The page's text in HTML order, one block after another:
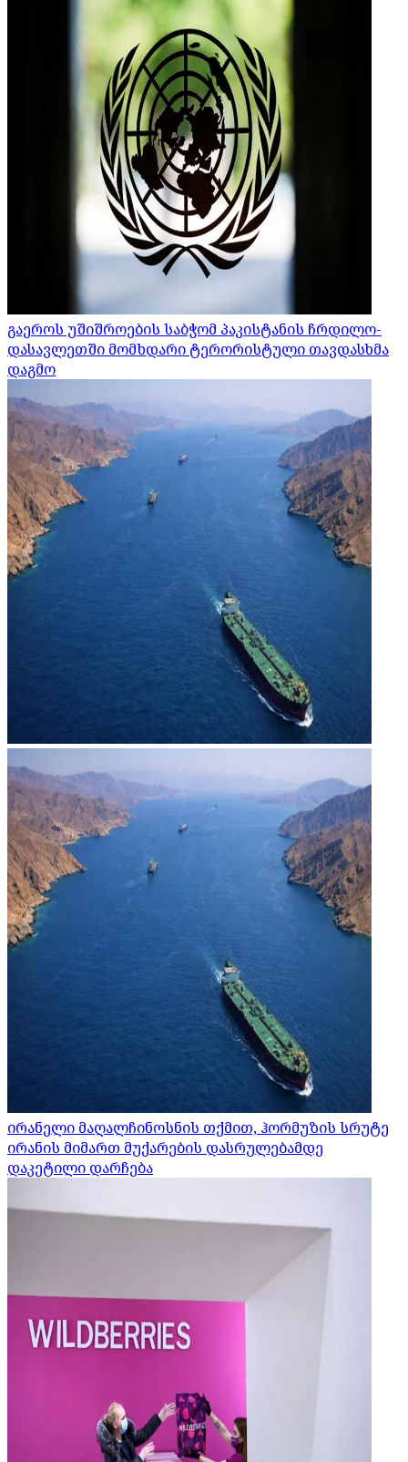
გაეროს უშიშროების საბჭომ პაკისტანის ჩრდილო-
დასავლეთში მომხდარი ტერორისტული თავდასხმა
დაგმო
ირანელი მაღალჩინოსნის თქმით, ჰორმუზის სრუტე
ირანის მიმართ მუქარების დასრულებამდე
დაკეტილი დარჩება